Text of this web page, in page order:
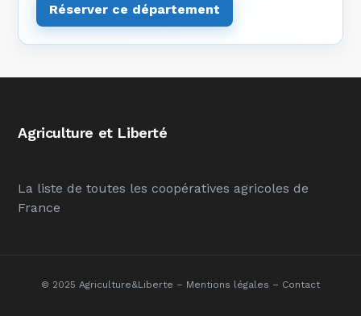
Réserver ce département
Agriculture et Liberté
La liste de toutes les coopératives agricoles de
France
© 2025 Agriculture&Liberte – Mentions légales – Contact